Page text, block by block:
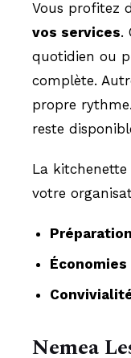
Vous profitez
vos services.
quotidien ou
complète.
propre
reste
La kitchenette
votre
Nemea